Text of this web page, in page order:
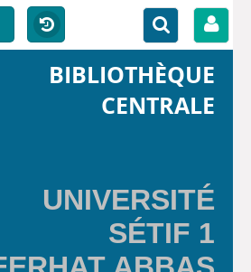
BIBLIOTHÈQUE
CENTRALE
UNIVERSITÉ
SÉTIF 1